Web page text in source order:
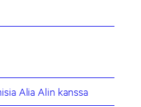
Alia Alin kanssa